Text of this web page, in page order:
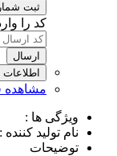
ثبت
کد را
ارسال
مشاهده
ویژگی ها :
نام تولید
توضیحات